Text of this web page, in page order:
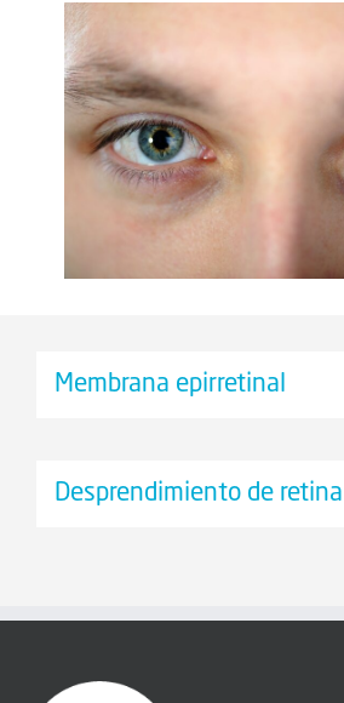
Membrana epirretinal
Desprendimiento de retina